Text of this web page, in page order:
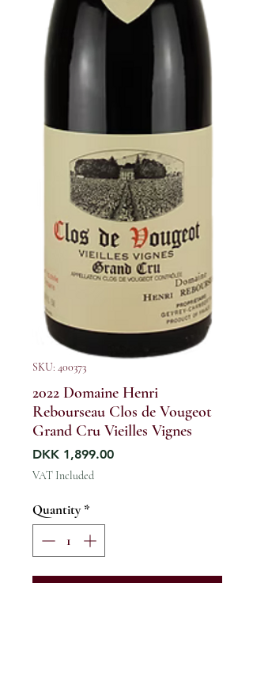
SKU: 400373
2022 Domaine Henri
Rebourseau Clos de Vougeot
Grand Cru Vieilles Vignes
DKK 1,899.00Price
VAT Included
Quantity *